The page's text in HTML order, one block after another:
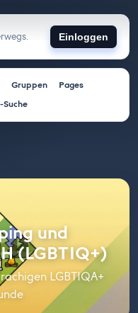
Einloggen
Gruppen
Pages
und
(LGBTIQ+)
LGBTIQA+